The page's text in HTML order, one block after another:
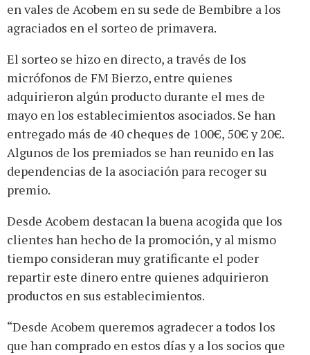
en vales de Acobem en su sede de Bembibre a los
agraciados en el sorteo de primavera.
El sorteo se hizo en directo, a través de los
micrófonos de FM Bierzo, entre quienes
adquirieron algún producto durante el mes de
mayo en los establecimientos asociados. Se han
entregado más de 40 cheques de 100€, 50€ y 20€.
Algunos de los premiados se han reunido en las
dependencias de la asociación para recoger su
premio.
Desde Acobem destacan la buena acogida que los
clientes han hecho de la promoción, y al mismo
tiempo consideran muy gratificante el poder
repartir este dinero entre quienes adquirieron
productos en sus establecimientos.
“Desde Acobem queremos agradecer a todos los
que han comprado en estos días y a los socios que